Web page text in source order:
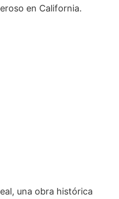
en California.
una obra histórica